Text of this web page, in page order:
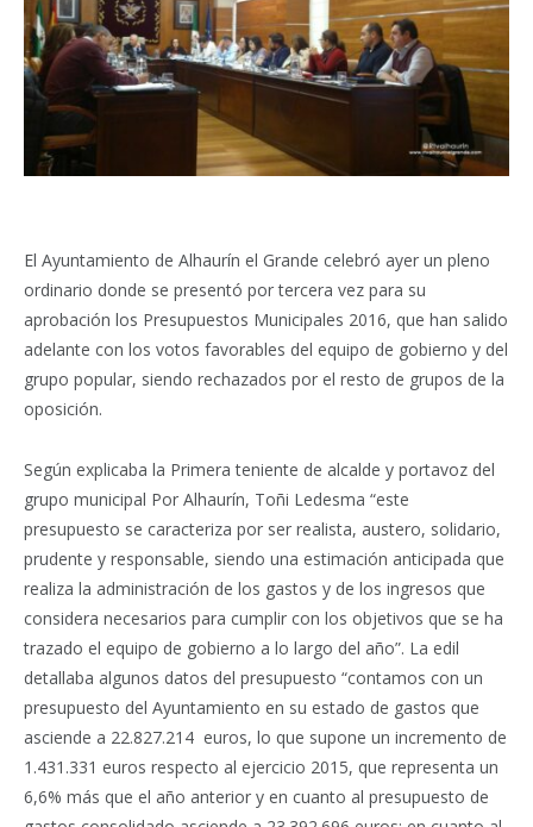
El Ayuntamiento de Alhaurín el Grande celebró ayer un pleno
ordinario donde se presentó por tercera vez para su
aprobación los Presupuestos Municipales 2016, que han salido
adelante con los votos favorables del equipo de gobierno y del
grupo popular, siendo rechazados por el resto de grupos de la
oposición.
Según explicaba la Primera teniente de alcalde y portavoz del
grupo municipal Por Alhaurín, Toñi Ledesma “este
presupuesto se caracteriza por ser realista, austero, solidario,
prudente y responsable, siendo una estimación anticipada que
realiza la administración de los gastos y de los ingresos que
considera necesarios para cumplir con los objetivos que se ha
trazado el equipo de gobierno a lo largo del año”. La edil
detallaba algunos datos del presupuesto “contamos con un
presupuesto del Ayuntamiento en su estado de gastos que
asciende a 22.827.214 euros, lo que supone un incremento de
1.431.331 euros respecto al ejercicio 2015, que representa un
6,6% más que el año anterior y en cuanto al presupuesto de